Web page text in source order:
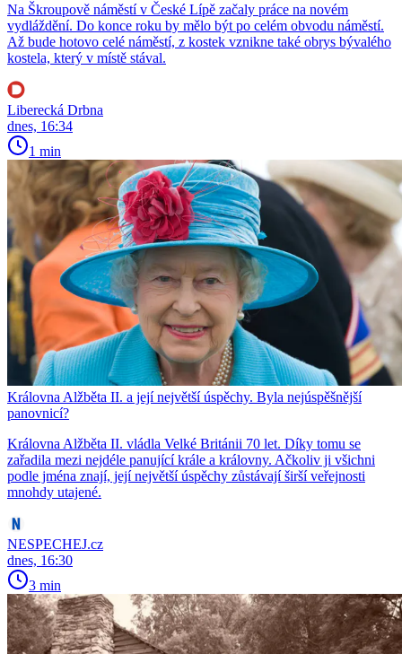
Na Škroupově náměstí v České Lípě začaly práce na novém
vydláždění. Do konce roku by mělo být po celém obvodu náměstí.
Až bude hotovo celé náměstí, z kostek vznikne také obrys bývalého
kostela, který v místě stával.
Liberecká Drbna
dnes, 16:34
1 min
Královna Alžběta II. a její největší úspěchy. Byla nejúspěšnější
panovnicí?
Královna Alžběta II. vládla Velké Británii 70 let. Díky tomu se
zařadila mezi nejdéle panující krále a královny. Ačkoliv ji všichni
podle jména znají, její největší úspěchy zůstávají širší veřejnosti
mnohdy utajené.
NESPECHEJ.cz
dnes, 16:30
3 min